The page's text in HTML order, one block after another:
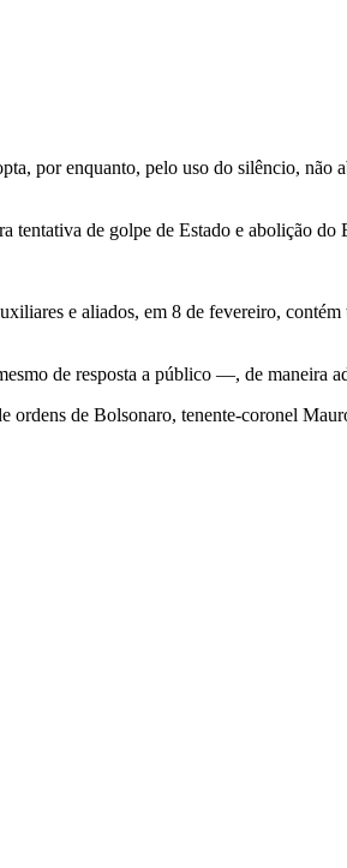
por enquanto, pelo uso do silêncio, não
tentativa de golpe de Estado e abolição
e aliados, em 8 de fevereiro, contém
de resposta a público ―, de maneira
ordens de Bolsonaro, tenente-coronel